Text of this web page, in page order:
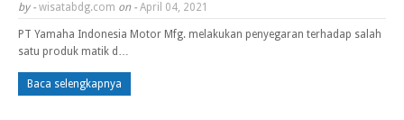
by - wisatabdg.com on - April 04, 2021
PT Yamaha Indonesia Motor Mfg. melakukan penyegaran terhadap salah
satu produk matik d…
Baca selengkapnya